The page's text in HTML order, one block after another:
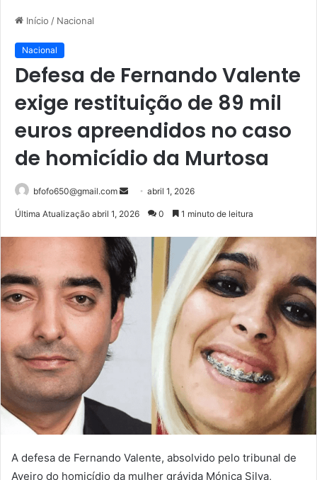
Início / Nacional
Nacional
Defesa de Fernando Valente
exige restituição de 89 mil
euros apreendidos no caso
de homicídio da Murtosa
bfofo650@gmail.com
Mande
mail
abril 1, 2026
Última Atualização abril 1, 2026 0 1 minuto de leitura
A defesa de Fernando Valente, absolvido pelo tribunal de
Aveiro do homicídio da mulher grávida Mónica Silva,